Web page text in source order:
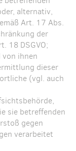
alternativ,
Art. 17 Abs.
der
18 DSGVO;
ihnen
dieser
(vgl. auch
sie betreffenden
gegen
verarbeitet